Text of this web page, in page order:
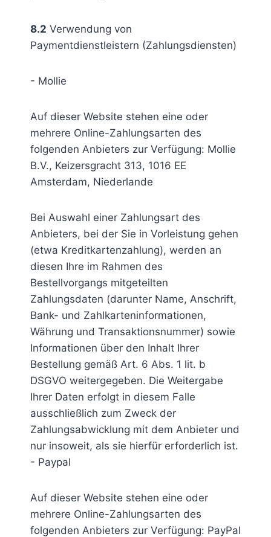
8.2 Verwendung von
Paymentdienstleistern (Zahlungsdiensten)
- Mollie
Auf dieser Website stehen eine oder
mehrere Online-Zahlungsarten des
folgenden Anbieters zur Verfügung: Mollie
B.V., Keizersgracht 313, 1016 EE
Amsterdam, Niederlande
Bei Auswahl einer Zahlungsart des
Anbieters, bei der Sie in Vorleistung gehen
(etwa Kreditkartenzahlung), werden an
diesen Ihre im Rahmen des
Bestellvorgangs mitgeteilten
Zahlungsdaten (darunter Name, Anschrift,
Bank- und Zahlkarteninformationen,
Währung und Transaktionsnummer) sowie
Informationen über den Inhalt Ihrer
Bestellung gemäß Art. 6 Abs. 1 lit. b
DSGVO weitergegeben. Die Weitergabe
Ihrer Daten erfolgt in diesem Falle
ausschließlich zum Zweck der
Zahlungsabwicklung mit dem Anbieter und
nur insoweit, als sie hierfür erforderlich ist.
- Paypal
Auf dieser Website stehen eine oder
mehrere Online-Zahlungsarten des
folgenden Anbieters zur Verfügung: PayPal